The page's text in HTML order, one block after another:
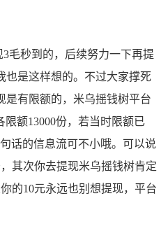
秒到的，后续努力一下再提
也是这样想的。不过大家撑死
是有限额的，米乌摇钱树平台
限额13000份，若当时限额已
话的信息流可不小哦。可以说
其次你去提现米乌摇钱树肯定
的10元永远也别想提现，平台